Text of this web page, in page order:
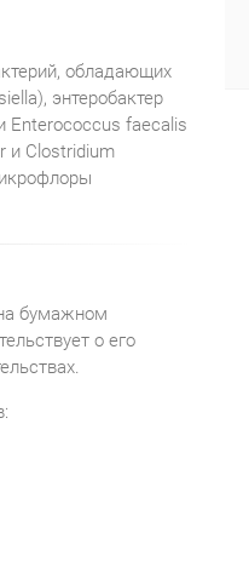
обладающих
энтеробактер
Enterococcus faecalis
и Clostridium
бумажном
о его